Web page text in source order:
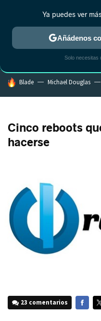
ESTRENOS
HOY SE HABLA DE
Blade Michael Douglas
Cinco reboots
hacerse
23 comentarios
Ya puedes ver
Añádenos
Solo necesitas